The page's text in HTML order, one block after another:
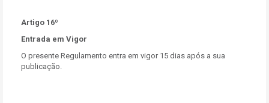
Artigo 16º
Entrada em Vigor
O presente Regulamento entra em vigor 15 dias após a sua
publicação.